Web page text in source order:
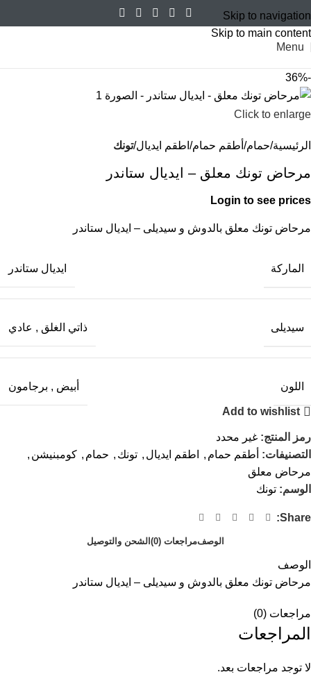
Skip to navigation
Skip to main content
Menu
-36%
Click to enlarge
الرئيسية حمام أطقم حمام اطقم ايديال تونك
مرحاض تونك معلق – ايديال ستاندر
Login to see prices
مرحاض تونك معلق بالدوش و سيديلى – ايديال ستاندر
الماركة ايديال ستاندر
سيديلى ذاتي الغلق , عادي
اللون أبيض , برجامون
Add to wishlist
رمز المنتج: غير محدد
التصنيفات: أطقم حمام , اطقم ايديال , تونك , حمام , كومبنيشن ,
مرحاض معلق
الوسم: تونك
Share:
الوصفمراجعات (0) الشحن والتوصيل
الوصف
مرحاض تونك معلق بالدوش و سيديلى – ايديال ستاندر
مراجعات (0)
المراجعات
لا توجد مراجعات بعد.